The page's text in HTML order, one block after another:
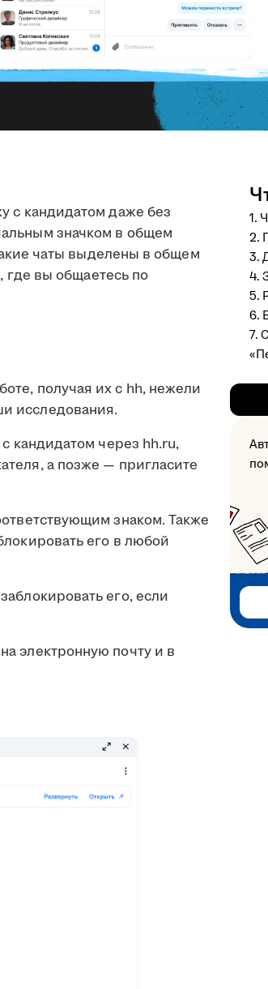
с кандидатом даже без
значком в общем
чаты выделены в общем
где вы общаетесь по
получая их с hh, нежели
исследования.
кандидатом через hh.ru,
а позже — пригласите
знаком. Также
его в любой
его, если
электронную почту и в
1.
2.
3.
4.
5.
6.
7.